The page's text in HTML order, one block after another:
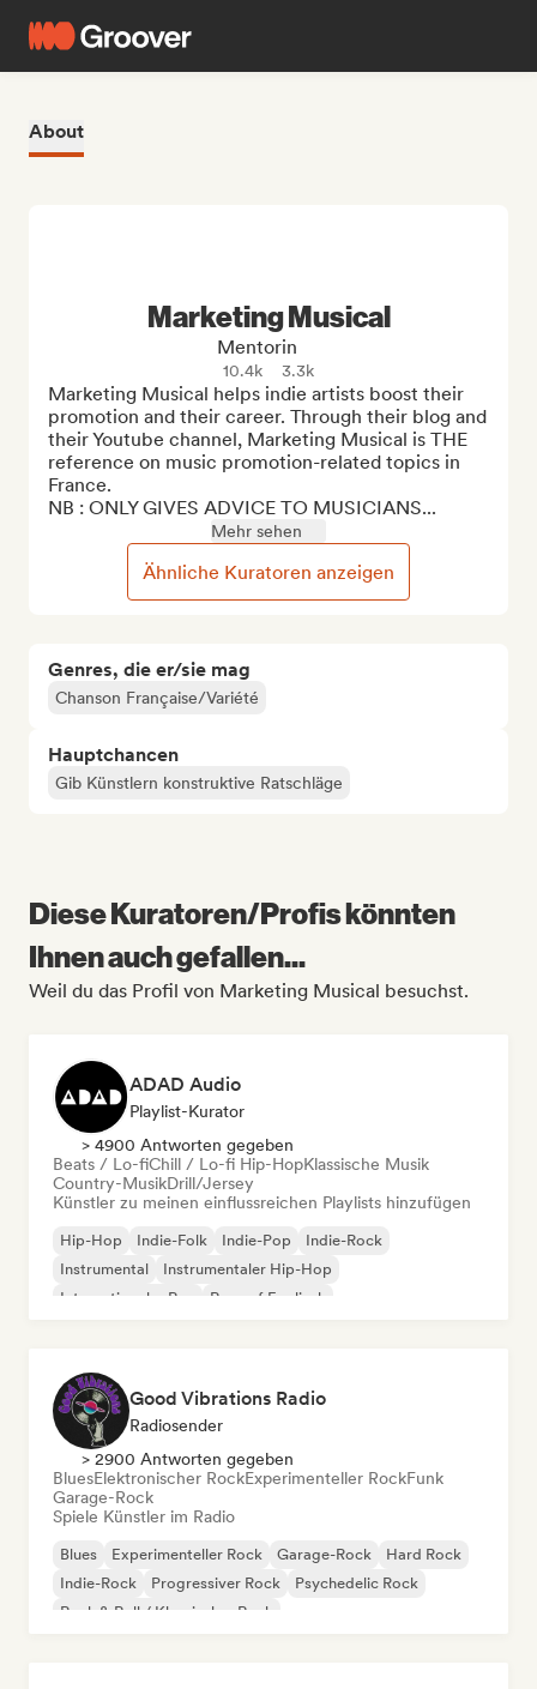
About
Genres, die er/sie mag
Chanson Française/Variété
Hauptchancen
Gib Künstlern konstruktive Ratschläge
Marketing Musical
Mentorin
10.4k 3.3k
Marketing Musical helps indie artists boost their
promotion and their career. Through their blog and
their Youtube channel, Marketing Musical is THE
reference on music promotion-related topics in
France.
NB : ONLY GIVES ADVICE TO MUSICIANS...
Mehr sehen
Ähnliche Kuratoren anzeigen
Diese Kuratoren/Profis könnten
Ihnen auch gefallen...
Weil du das Profil von Marketing Musical besuchst.
ADAD Audio
Playlist-Kurator
> 4900 Antworten gegeben
Beats / Lo-fiChill / Lo-fi Hip-HopKlassische Musik
Country-MusikDrill/Jersey
Künstler zu meinen einflussreichen Playlists hinzufügen
Hip-Hop Indie-Folk Indie-Pop
Indie-Rock
Instrumental
Instrumentaler Hip-Hop
Internationaler Rap
Rap auf Englisch
Good Vibrations Radio
Radiosender
> 2900 Antworten gegeben
BluesElektronischer RockExperimenteller RockFunk
Garage-Rock
Spiele Künstler im Radio
Blues Experimenteller Rock Garage-Rock
Hard Rock
Indie-Rock
Progressiver Rock
Psychedelic Rock
Rock & Roll / Klassischer Rock